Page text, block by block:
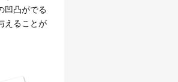
凹凸がでる
えることが